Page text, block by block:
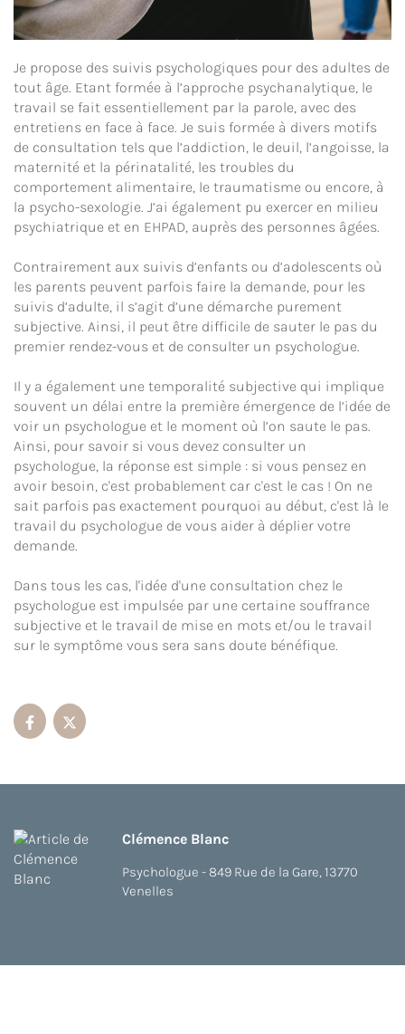
Je propose des suivis psychologiques pour des adultes de
tout âge. Etant formée à l’approche psychanalytique, le
travail se fait essentiellement par la parole, avec des
entretiens en face à face. Je suis formée à divers motifs
de consultation tels que l’addiction, le deuil, l’angoisse, la
maternité et la périnatalité, les troubles du
comportement alimentaire, le traumatisme ou encore, à
la psycho-sexologie. J’ai également pu exercer en milieu
psychiatrique et en EHPAD, auprès des personnes âgées.
Contrairement aux suivis d’enfants ou d’adolescents où
les parents peuvent parfois faire la demande, pour les
suivis d’adulte, il s’agit d’une démarche purement
subjective. Ainsi, il peut être difficile de sauter le pas du
premier rendez-vous et de consulter un psychologue.
Il y a également une temporalité subjective qui implique
souvent un délai entre la première émergence de l’idée de
voir un psychologue et le moment où l’on saute le pas.
Ainsi, pour savoir si vous devez consulter un
psychologue, la réponse est simple : si vous pensez en
avoir besoin, c'est probablement car c'est le cas ! On ne
sait parfois pas exactement pourquoi au début, c'est là le
travail du psychologue de vous aider à déplier votre
demande.
Dans tous les cas, l'idée d'une consultation chez le
psychologue est impulsée par une certaine souffrance
subjective et le travail de mise en mots et/ou le travail
sur le symptôme vous sera sans doute bénéfique.
Clémence Blanc
Psychologue - 849 Rue de la Gare, 13770
Venelles